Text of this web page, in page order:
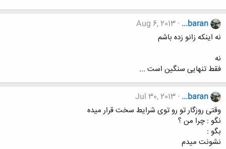
...baran
Aug 6, 2013
نه اینکه زانو زده باشم
نه
فقط تنهایی سنگین است ...
...baran
Jul 30, 2013
وقتی روزگار تو رو توی شرایط سخت قرار میده
نگو : چرا من ؟
بگو :
نشونت میدم